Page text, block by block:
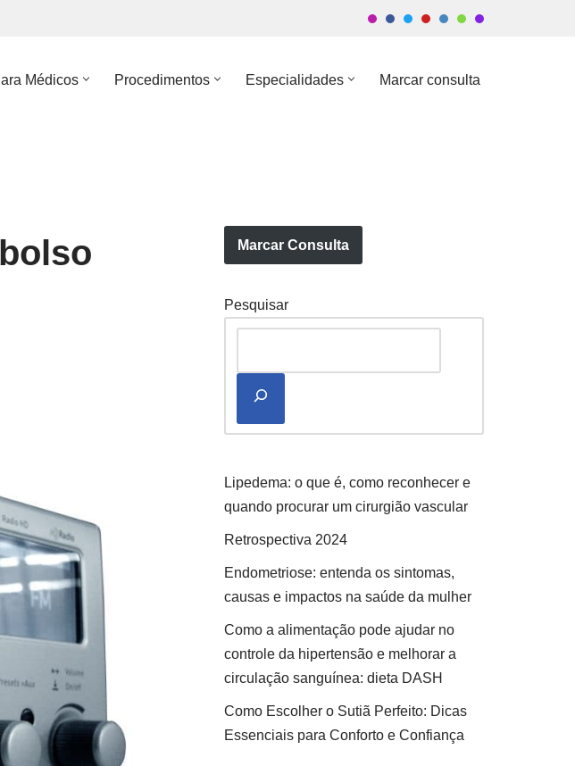
Médicos Procedimentos Especialidades Marcar consulta
Marcar Consulta
Pesquisar
Lipedema: o que é, como reconhecer e
quando procurar um cirurgião vascular
Retrospectiva 2024
Endometriose: entenda os sintomas,
causas e impactos na saúde da mulher
Como a alimentação pode ajudar no
controle da hipertensão e melhorar a
circulação sanguínea: dieta DASH
Como Escolher o Sutiã Perfeito: Dicas
Essenciais para Conforto e Confiança